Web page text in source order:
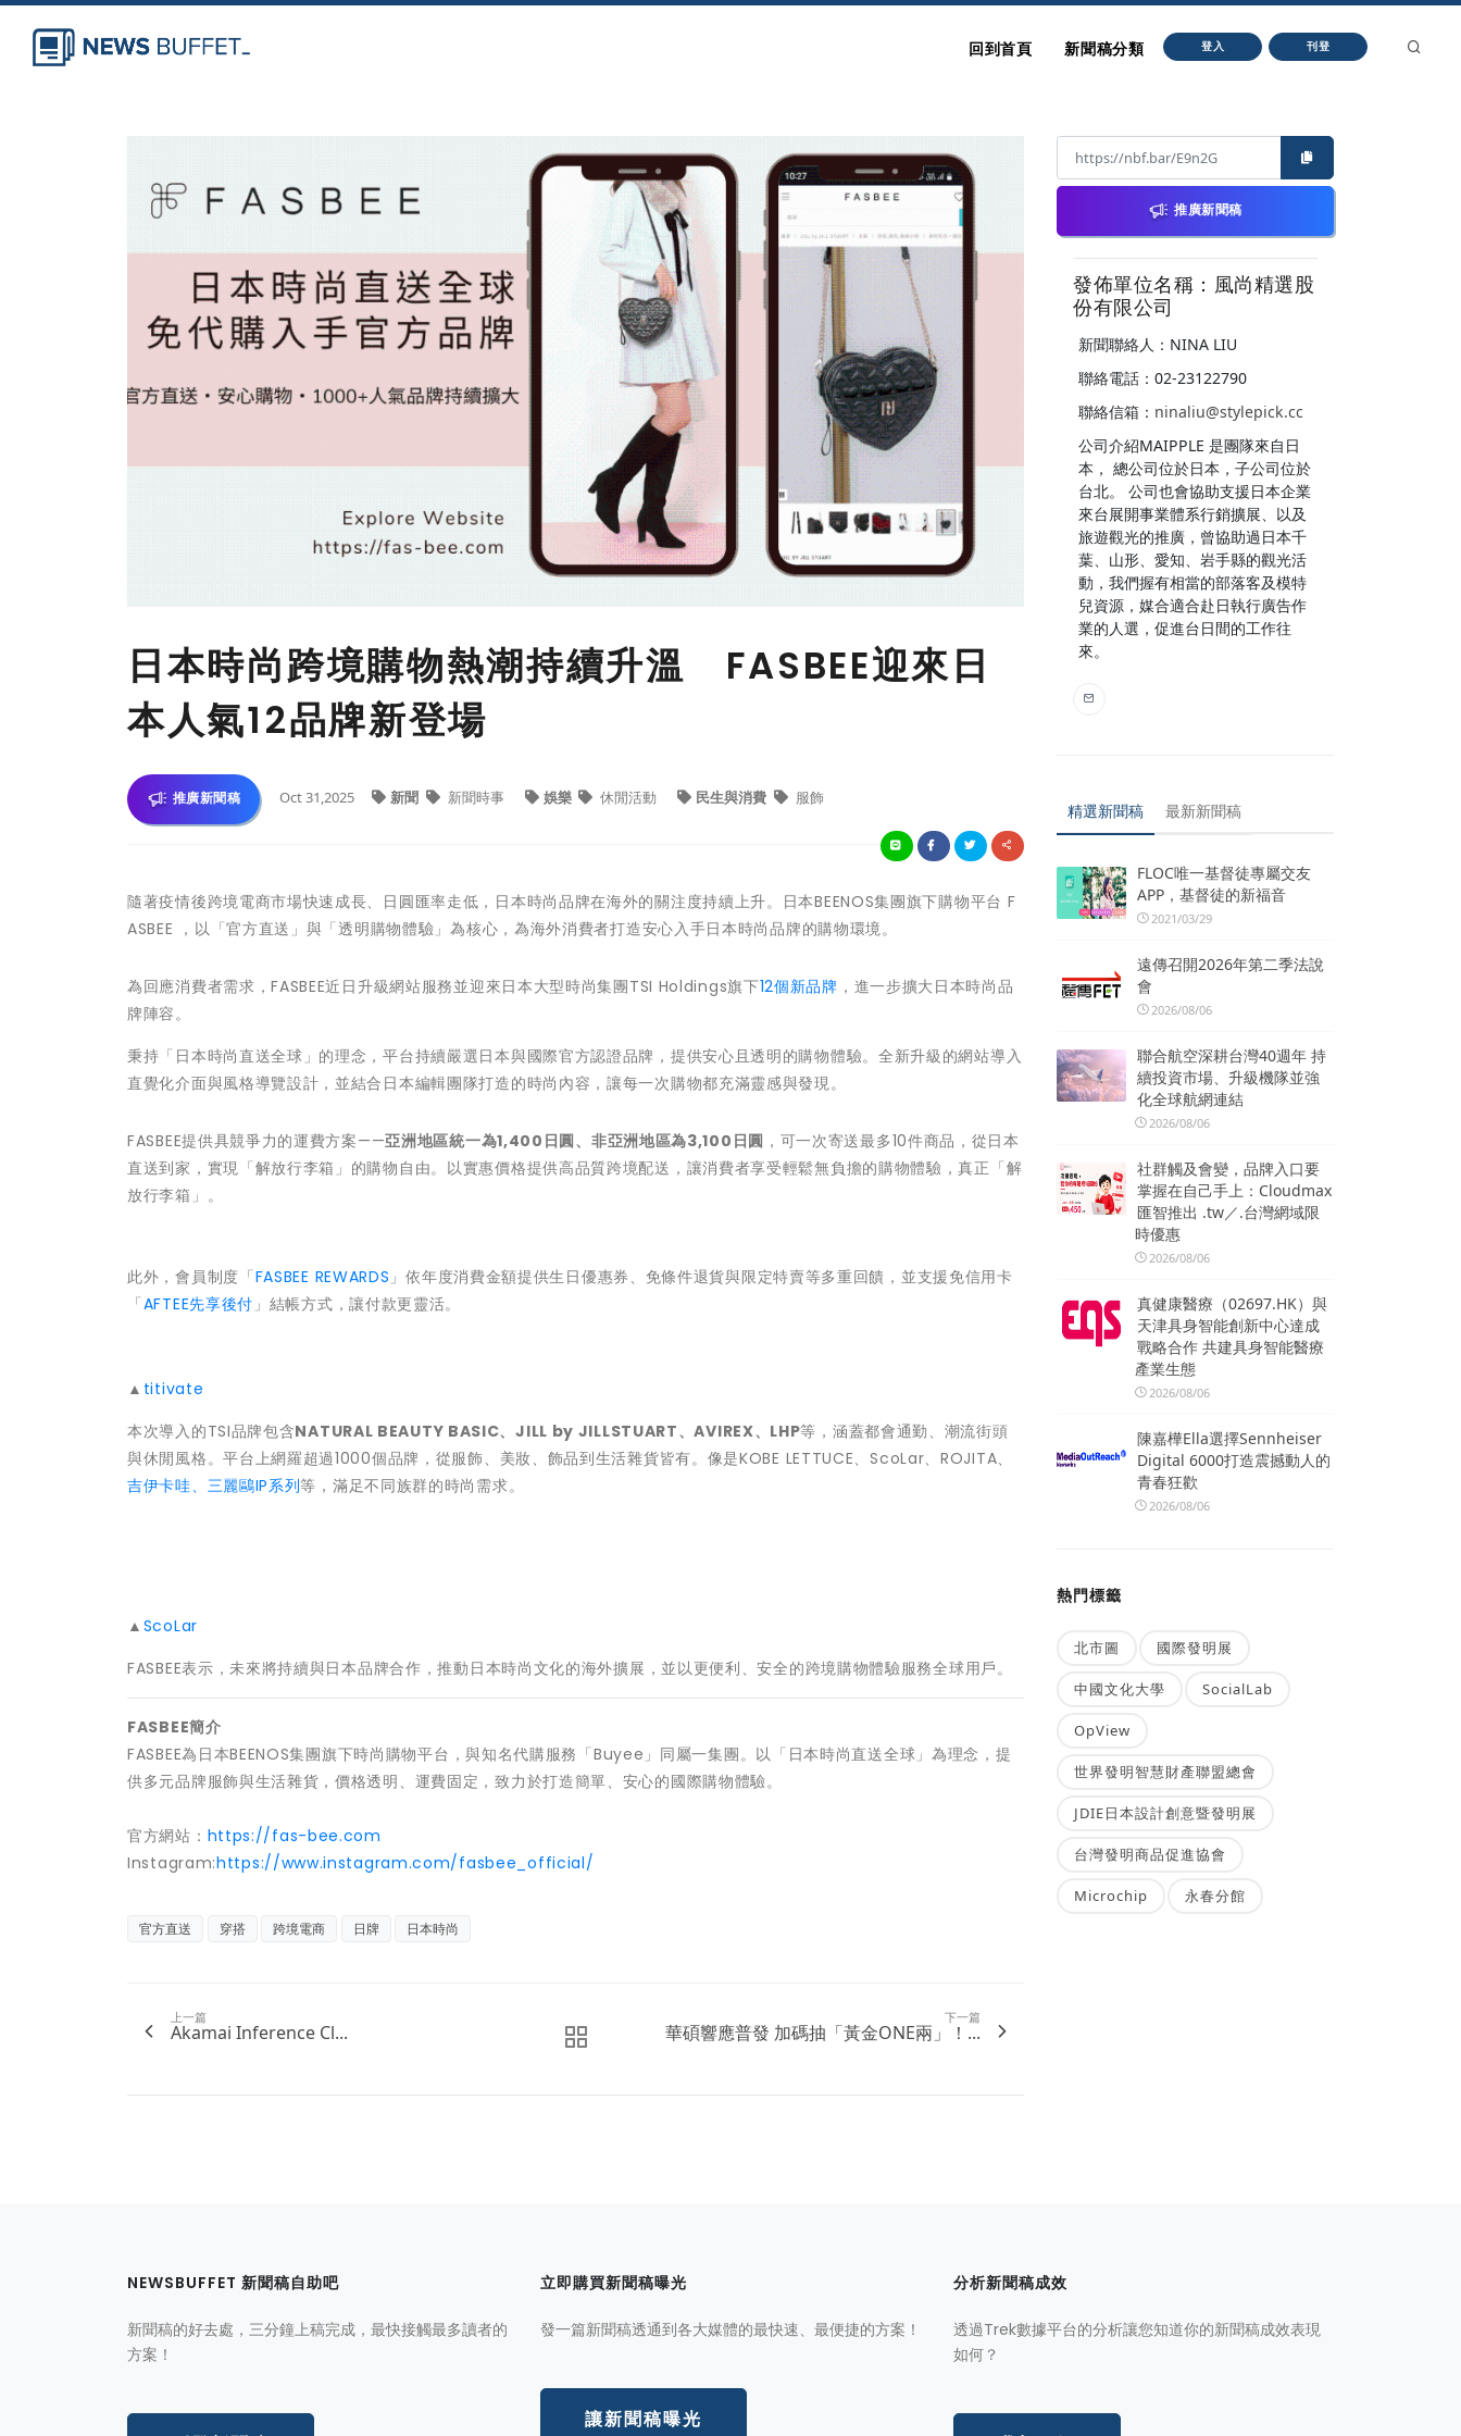
回到首頁 新聞稿分類 登入 刊登
日本時尚跨境購物熱潮持續升溫 FASBEE迎來日
本人氣12品牌新登場
推廣新聞稿 Oct 31,2025 新聞 新聞時事 娛樂 休閒活動 民生與消費 服飾
隨著疫情後跨境電商市場快速成長、日圓匯率走低，日本時尚品牌在海外的關注度持續上升。日本BEENOS集團旗下購物平台 F
ASBEE ，以「官方直送」與「透明購物體驗」為核心，為海外消費者打造安心入手日本時尚品牌的購物環境。
為回應消費者需求，FASBEE近日升級網站服務並迎來日本大型時尚集團TSI Holdings旗下12個新品牌 ，進一步擴大日本時尚品
牌陣容。
秉持「日本時尚直送全球」的理念，平台持續嚴選日本與國際官方認證品牌，提供安心且透明的購物體驗。全新升級的網站導入
直覺化介面與風格導覽設計，並結合日本編輯團隊打造的時尚內容，讓每一次購物都充滿靈感與發現。
FASBEE提供具競爭力的運費方案——亞洲地區統一為1,400日圓、非亞洲地區為3,100日圓 ，可一次寄送最多10件商品，從日本
直送到家，實現「解放行李箱」的購物自由。以實惠價格提供高品質跨境配送，讓消費者享受輕鬆無負擔的購物體驗，真正「解
放行李箱」。
此外，會員制度「FASBEE REWARDS」依年度消費金額提供生日優惠券、免條件退貨與限定特賣等多重回饋，並支援免信用卡
「AFTEE先享後付」結帳方式，讓付款更靈活。
▲ titivate
本次導入的TSI品牌包含NATURAL BEAUTY BASIC、JILL by JILLSTUART、AVIREX、LHP等，涵蓋都會通勤、潮流街頭
與休閒風格。平台上網羅超過1000個品牌，從服飾、美妝、飾品到生活雜貨皆有。像是KOBE LETTUCE、ScoLar、ROJITA、
吉伊卡哇、三麗鷗IP系列等，滿足不同族群的時尚需求。
▲ ScoLar
FASBEE表示，未來將持續與日本品牌合作，推動日本時尚文化的海外擴展，並以更便利、安全的跨境購物體驗服務全球用戶。
FASBEE簡介
FASBEE為日本BEENOS集團旗下時尚購物平台，與知名代購服務「Buyee」同屬一集團。以「日本時尚直送全球」為理念，提
供多元品牌服飾與生活雜貨，價格透明、運費固定，致力於打造簡單、安心的國際購物體驗。
官方網站： https://fas-bee.com
Instagram:https://www.instagram.com/fasbee_official/
官方直送 穿搭 跨境電商 日牌 日本時尚
上一篇
Akamai Inference Cl...
下一篇
華碩響應普發 加碼抽「黃金ONE兩」！...
推廣新聞稿
發佈單位名稱：風尚精選股
份有限公司
新聞聯絡人：NINA LIU
聯絡電話：02-23122790
聯絡信箱： ninaliu@stylepick.cc
公司介紹MAIPPLE 是團隊來自日
本， 總公司位於日本，子公司位於
台北。 公司也會協助支援日本企業
來台展開事業體系行銷擴展、以及
旅遊觀光的推廣，曾協助過日本千
葉、山形、愛知、岩手縣的觀光活
動，我們握有相當的部落客及模特
兒資源，媒合適合赴日執行廣告作
業的人選，促進台日間的工作往
來。
精選新聞稿 最新新聞稿
FLOC唯一基督徒專屬交友
APP，基督徒的新福音
2021/03/29
遠傳召開2026年第二季法說
會
2026/08/06
聯合航空深耕台灣40週年 持
續投資市場、升級機隊並強
化全球航網連結
2026/08/06
社群觸及會變，品牌入口要
掌握在自己手上：Cloudmax
匯智推出 .tw／.台灣網域限
時優惠
2026/08/06
真健康醫療（02697.HK）與
天津具身智能創新中心達成
戰略合作 共建具身智能醫療
產業生態
2026/08/06
陳嘉樺Ella選擇Sennheiser
Digital 6000打造震撼動人的
青春狂歡
2026/08/06
熱門標籤
北市圖 國際發明展
中國文化大學 SocialLab
OpView
世界發明智慧財產聯盟總會
JDIE日本設計創意暨發明展
台灣發明商品促進協會
Microchip 永春分館
NEWSBUFFET 新聞稿自助吧
新聞稿的好去處，三分鐘上稿完成，最快接觸最多讀者的
方案！
立即購買新聞稿曝光
發一篇新聞稿透通到各大媒體的最快速、最便捷的方案！
讓新聞稿曝光
分析新聞稿成效
透過Trek數據平台的分析讓您知道你的新聞稿成效表現
如何？